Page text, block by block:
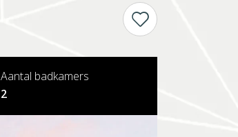
Aantal badkamers
2